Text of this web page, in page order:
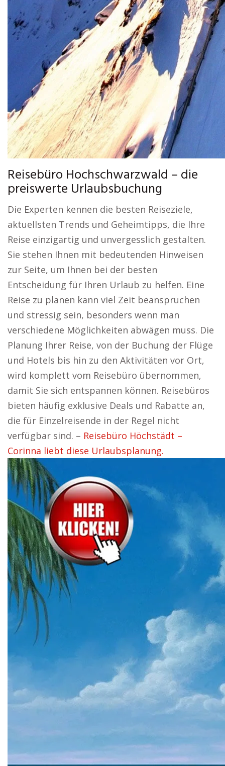
Reisebüro Hochschwarzwald – die
preiswerte Urlaubsbuchung
Die Experten kennen die besten Reiseziele,
aktuellsten Trends und Geheimtipps, die Ihre
Reise einzigartig und unvergesslich gestalten.
Sie stehen Ihnen mit bedeutenden Hinweisen
zur Seite, um Ihnen bei der besten
Entscheidung für Ihren Urlaub zu helfen. Eine
Reise zu planen kann viel Zeit beanspruchen
und stressig sein, besonders wenn man
verschiedene Möglichkeiten abwägen muss. Die
Planung Ihrer Reise, von der Buchung der Flüge
und Hotels bis hin zu den Aktivitäten vor Ort,
wird komplett vom Reisebüro übernommen,
damit Sie sich entspannen können. Reisebüros
bieten häufig exklusive Deals und Rabatte an,
die für Einzelreisende in der Regel nicht
verfügbar sind. – Reisebüro Höchstädt –
Corinna liebt diese Urlaubsplanung.